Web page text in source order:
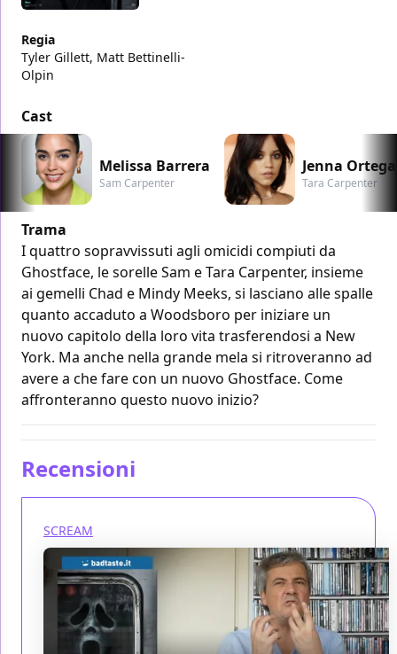
Regia
Tyler Gillett, Matt Bettinelli-
Olpin
Cast
Melissa Barrera
Sam Carpenter
Jenna Ortega
Tara Carpenter
Trama
I quattro sopravvissuti agli omicidi compiuti da
Ghostface, le sorelle Sam e Tara Carpenter, insieme
ai gemelli Chad e Mindy Meeks, si lasciano alle spalle
quanto accaduto a Woodsboro per iniziare un
nuovo capitolo della loro vita trasferendosi a New
York. Ma anche nella grande mela si ritroveranno ad
avere a che fare con un nuovo Ghostface. Come
affronteranno questo nuovo inizio?
Recensioni
SCREAM